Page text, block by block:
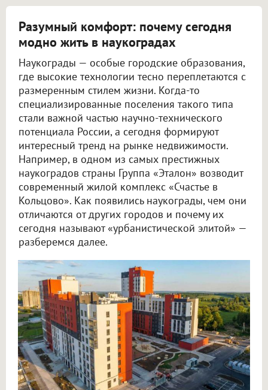
Разумный комфорт: почему сегодня
модно жить в наукоградах
Наукограды — особые городские образования,
где высокие технологии тесно переплетаются с
размеренным стилем жизни. Когда-то
специализированные поселения такого типа
стали важной частью научно-технического
потенциала России, а сегодня формируют
интересный тренд на рынке недвижимости.
Например, в одном из самых престижных
наукоградов страны Группа «Эталон» возводит
современный жилой комплекс «Счастье в
Кольцово». Как появились наукограды, чем они
отличаются от других городов и почему их
сегодня называют «урбанистической элитой» —
разберемся далее.